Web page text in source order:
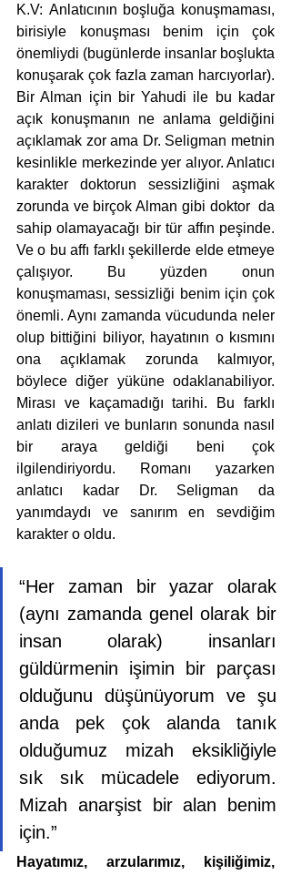
K.V: Anlatıcının boşluğa konuşmaması,
birisiyle konuşması benim için çok
önemliydi (bugünlerde insanlar boşlukta
konuşarak çok fazla zaman harcıyorlar).
Bir Alman için bir Yahudi ile bu kadar
açık konuşmanın ne anlama geldiğini
açıklamak zor ama Dr. Seligman metnin
kesinlikle merkezinde yer alıyor. Anlatıcı
karakter doktorun sessizliğini aşmak
zorunda ve birçok Alman gibi doktor  da
sahip olamayacağı bir tür affın peşinde.
Ve o bu affı farklı şekillerde elde etmeye
çalışıyor. Bu yüzden onun
konuşmaması, sessizliği benim için çok
önemli. Aynı zamanda vücudunda neler
olup bittiğini biliyor, hayatının o kısmını
ona açıklamak zorunda kalmıyor,
böylece diğer yüküne odaklanabiliyor.
Mirası ve kaçamadığı tarihi. Bu farklı
anlatı dizileri ve bunların sonunda nasıl
bir araya geldiği beni çok
ilgilendiriyordu. Romanı yazarken
anlatıcı kadar Dr. Seligman da
yanımdaydı ve sanırım en sevdiğim
karakter o oldu.
“Her zaman bir yazar olarak
(aynı zamanda genel olarak bir
insan olarak) insanları
güldürmenin işimin bir parçası
olduğunu düşünüyorum ve şu
anda pek çok alanda tanık
olduğumuz mizah eksikliğiyle
sık sık mücadele ediyorum.
Mizah anarşist bir alan benim
için.”
Hayatımız, arzularımız, kişiliğimiz,